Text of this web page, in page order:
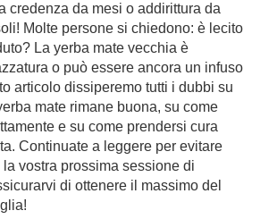
credenza da mesi o addirittura da
Molte persone si chiedono: è lecito
La yerba mate vecchia è
o può essere ancora un infuso
articolo dissiperemo tutti i dubbi su
mate rimane buona, su come
e su come prendersi cura
Continuate a leggere per evitare
vostra prossima sessione di
di ottenere il massimo del